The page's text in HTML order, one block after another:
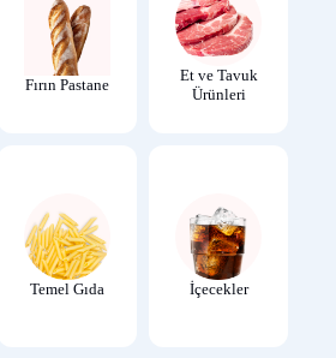
Fırın Pastane
Et ve Tavuk
Ürünleri
Temel Gıda İçecekler